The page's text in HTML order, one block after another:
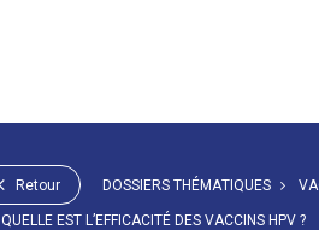
Retour DOSSIERS THÉMATIQUES
QUELLE EST L’EFFICACITÉ DES VACCINS HPV ?